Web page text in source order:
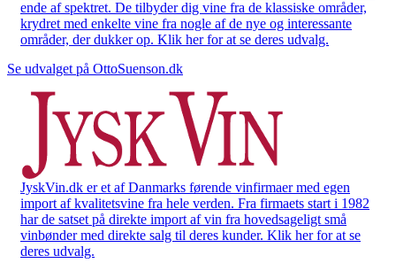
ende af spektret. De tilbyder dig vine fra de klassiske områder,
krydret med enkelte vine fra nogle af de nye og interessante
områder, der dukker op. Klik her for at se deres udvalg.
Se udvalget på OttoSuenson.dk
JyskVin.dk er et af Danmarks førende vinfirmaer med egen
import af kvalitetsvine fra hele verden. Fra firmaets start i 1982
har de satset på direkte import af vin fra hovedsageligt små
vinbønder med direkte salg til deres kunder. Klik her for at se
deres udvalg.